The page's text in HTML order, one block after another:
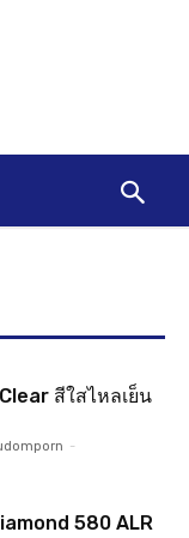
สีใสไหลเย็น
-
580 ALR